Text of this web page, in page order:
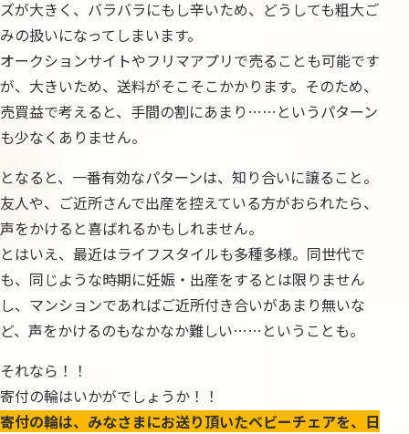
ズが大きく、バラバラにもし辛いため、どうしても粗大ご
みの扱いになってしまいます。
オークションサイトやフリマアプリで売ることも可能です
が、大きいため、送料がそこそこかかります。そのため、
売買益で考えると、手間の割にあまり……というパターン
も少なくありません。
となると、一番有効なパターンは、知り合いに譲ること。
友人や、ご近所さんで出産を控えている方がおられたら、
声をかけると喜ばれるかもしれません。
とはいえ、最近はライフスタイルも多種多様。同世代で
も、同じような時期に妊娠・出産をするとは限りません
し、マンションであればご近所付き合いがあまり無いな
ど、声をかけるのもなかなか難しい……ということも。
それなら！！
寄付の輪はいかがでしょうか！！
寄付の輪は、みなさまにお送り頂いたベビーチェアを、日